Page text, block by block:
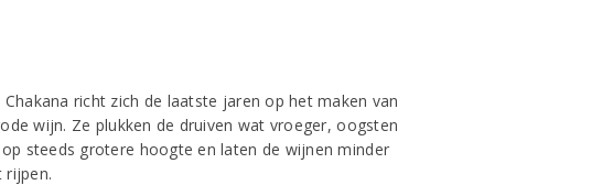
richt zich de laatste jaren op het maken van
wijn. Ze plukken de druiven wat vroeger, oogsten
steeds grotere hoogte en laten de wijnen minder
rijpen.